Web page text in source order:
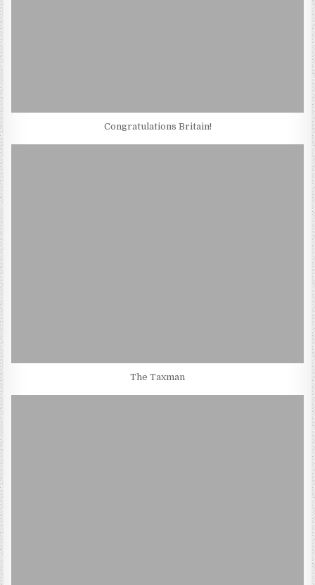
Congratulations Britain!
The Taxman